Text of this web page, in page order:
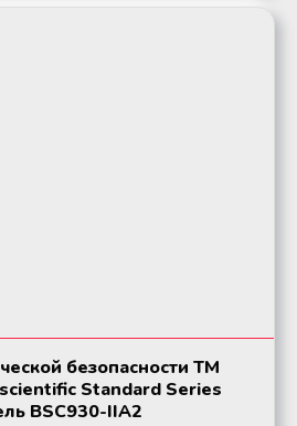
безопасности ТМ
scientific Standard Series
BSC930-IIA2